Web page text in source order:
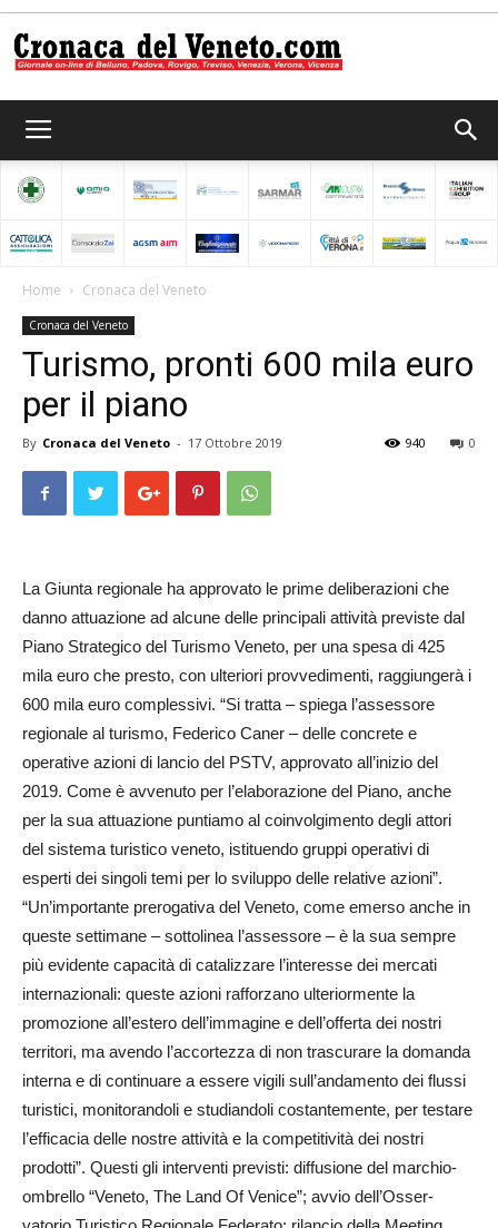
del
Home Cronaca del Veneto
Cronaca del Veneto
Turismo, pronti 600 mila euro
per il piano
By Cronaca del Veneto - 17 Ottobre 2019 0
940
La Giunta regionale ha approvato le prime deliberazioni che
danno attuazione ad alcune delle principali attività previste dal
Piano Strategico del Turismo Veneto, per una spesa di 425
mila euro che presto, con ulteriori provvedimenti, raggiungerà i
600 mila euro complessivi. “Si tratta – spiega l’assessore
regionale al turismo, Federico Caner – delle concrete e
operative azioni di lancio del PSTV, approvato all’inizio del
2019. Come è avvenuto per l’elaborazione del Piano, anche
per la sua attuazione puntiamo al coinvolgimento degli attori
del sistema turistico veneto, istituendo gruppi operativi di
esperti dei singoli temi per lo sviluppo delle relative azioni”.
“Un’im­portante prerogativa del Veneto, come emerso anche in
queste settimane – sottolinea l’assessore – è la sua sempre
più evidente capacità di catalizzare l’interesse dei mercati
internazionali: queste azioni rafforzano ulteriormente la
promozione all’estero dell’immagine e dell’offerta dei nostri
territori, ma avendo l’accortezza di non trascurare la domanda
interna e di continuare a essere vigili sull’andamento dei flussi
turistici, monitorandoli e studiandoli costantemente, per testare
l’efficacia delle nostre attività e la competitività dei nostri
prodotti”. Questi gli interventi previsti: diffusione del marchio-
ombrello “Veneto, The Land Of Venice”; avvio dell’Os­ser­